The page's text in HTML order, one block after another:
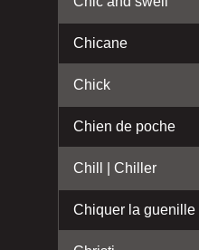
Chicane
Chick
Chien de poche
Chill | Chiller
Chiquer la guenille